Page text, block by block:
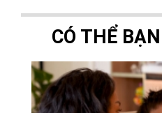
CÓ THỂ